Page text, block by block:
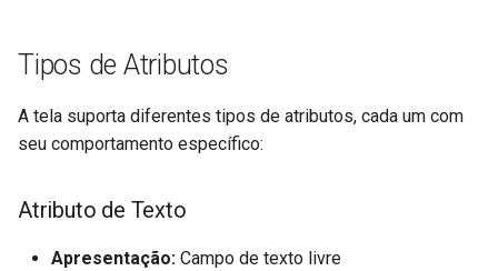
(FUTL0125 PREC)
Parâmetros do Ponto de
Tipos de Atributos
A tela suporta diferentes tipos de atributos, cada um com
seu comportamento específico:
Atributo de Texto
Apresentação: Campo de texto livre